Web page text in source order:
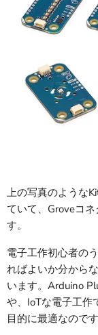
上の写真のような
ていて、Groveコ
す。
電子工作初心者の
ればよいか分から
います。Arduino
や、IoTな電子工作
目的に最適なのです